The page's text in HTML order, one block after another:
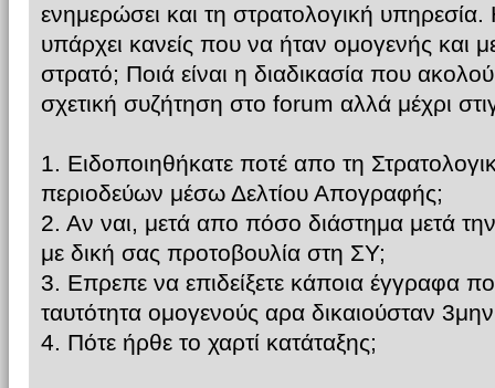
ενημερώσει και τη στρατολογική
υπάρχει κανείς που να ήταν ομογενής και
στρατό; Ποιά είναι η διαδικασία που
σχετική συζήτηση στο forum αλλά μέχρι
1. Ειδοποιηθήκατε ποτέ απο τη
περιοδεύων μέσω Δελτίου Απογραφής;
2. Αν ναι, μετά απο πόσο διάστημα μετά
με δική σας προτοβουλία στη ΣΥ;
3. Επρεπε να επιδείξετε κάποια έγγραφα
ταυτότητα ομογενούς αρα δικαιούσταν
4. Πότε ήρθε το χαρτί κατάταξης;